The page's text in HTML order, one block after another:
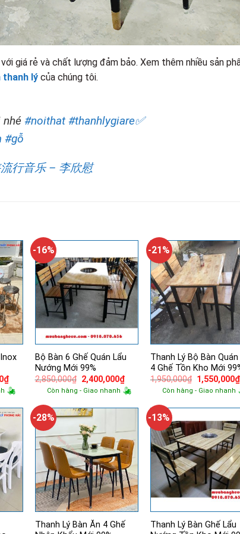
giá rẻ và chất lượng đảm bảo. Xem thêm nhiều sản
thanh lý của chúng tôi.
nhé #noithat #thanhlygiare✅
#gỗ
行音乐 – 李欣慰
₫Giá
hiện
tại
1,870,000₫.
-16%
Bộ Bàn 6 Ghế Quán Lẩu
Nướng Mới 99%
2,850,000₫ Giá
gốc
là:
2,400,000₫Giá
hiện
tại
2,400,000₫.
Còn hàng - Giao nhanh
-21%
Thanh Lý Bộ Bàn
4 Ghế Tồn Kho Mới
1,950,000₫ Giá
gốc
là:
1,550,000₫
Còn hàng - Giao nhanh
-28%
Thanh Lý Bàn Ăn 4 Ghế
-13%
Thanh Lý Bàn Ghế Lẩu